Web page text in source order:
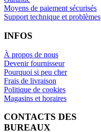
Moyens de paiement sécurisés
Support technique et problèmes
INFOS
À propos de nous
Devenir fournisseur
Pourquoi si peu cher
Frais de livraison
Politique de cookies
Magasins et horaires
CONTACTS DES
BUREAUX